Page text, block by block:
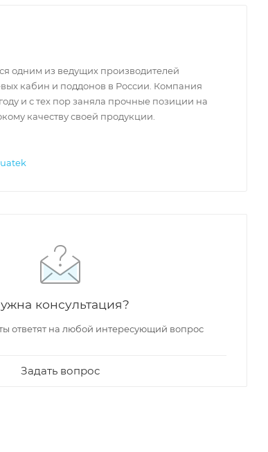
одним из ведущих производителей
кабин и поддонов в России. Компания
и с тех пор заняла прочные позиции на
качеству своей продукции.
консультация?
ответят на любой интересующий вопрос
Задать вопрос